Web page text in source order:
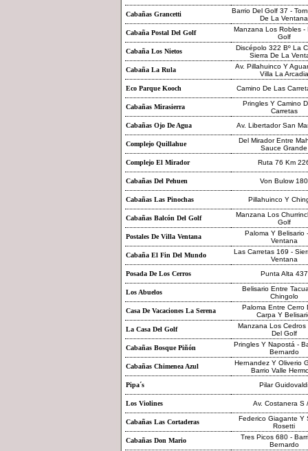
Cabañas Grancetti
Barrio Del Golf 37 -
De La Ventana
Cabaña Postal Del Golf
Manzana Los Robles -
Golf
Cabaña Los Nietos
Discépolo 322 Bº La
Sierra De La
Cabaña La Rula
Av. Pillahuinco Y
Villa La Arcadia
Eco Parque Kooch
Camino De Las
Cabañas Mirasierra
Pringles Y Camino
Carretas
Cabañas Ojo De Agua
Av. Libertador San
Complejo Quillahue
Del Mirador Entre
Sauce Grande
Complejo El Mirador
Ruta 76 Km
Cabañas Del Pehuen Von Bulow 180
Cabañas Las Pinochas Pillahuinco Y
Cabañas Balcón Del Golf
Manzana Los
Golf
Postales De Villa Ventana
Paloma Y Belisario
Ventana
Cabaña El Fin Del Mundo
Las Carretas 169 -
Ventana
Posada De Los Cerros
Punta Alta 437
Los Abuelos
Belisario Entre
Chingolo
Casa De Vacaciones La Serena
Paloma Entre Cerro
Carpa Y
La Casa Del Golf
Manzana Los Cedros
Del Golf
Cabañas Bosque Piñón
Pringles Y Napostá -
Bernardo
Cabañas Chimenea Azul
Hernandez Y Oliverio
Barrio Valle
Pipa´s
Pilar Guidovaldi
Los Violines Av. Costanera S
Cabañas Las Cortaderas
Federico Giagante Y
Rosetti
Cabañas Don Mario
Tres Picos 680 -
Bernardo